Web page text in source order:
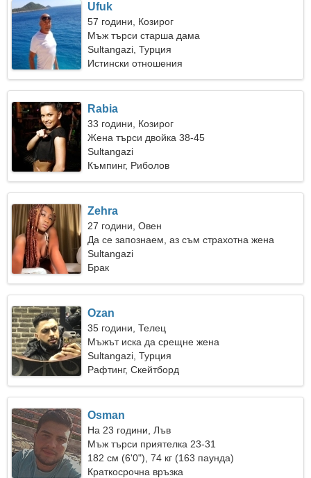
Ufuk
57 години, Козирог
Мъж търси старша дама
Sultangazi, Турция
Истински отношения
Rabia
33 години, Козирог
Жена търси двойка 38-45
Sultangazi
Къмпинг, Риболов
Zehra
27 години, Овен
Да се запознаем, аз съм страхотна жена
Sultangazi
Брак
Ozan
35 години, Телец
Мъжът иска да срещне жена
Sultangazi, Турция
Рафтинг, Скейтборд
Osman
На 23 години, Лъв
Мъж търси приятелка 23-31
182 см (6'0"), 74 кг (163 паунда)
Краткосрочна връзка